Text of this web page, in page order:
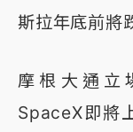
斯拉年底前將
摩根大通立
SpaceX即將